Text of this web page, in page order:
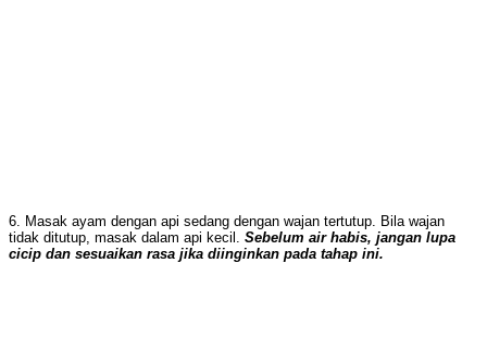
6. Masak ayam dengan api sedang dengan wajan tertutup. Bila wajan
tidak ditutup, masak dalam api kecil. Sebelum air habis, jangan lupa
cicip dan sesuaikan rasa jika diinginkan pada tahap ini.